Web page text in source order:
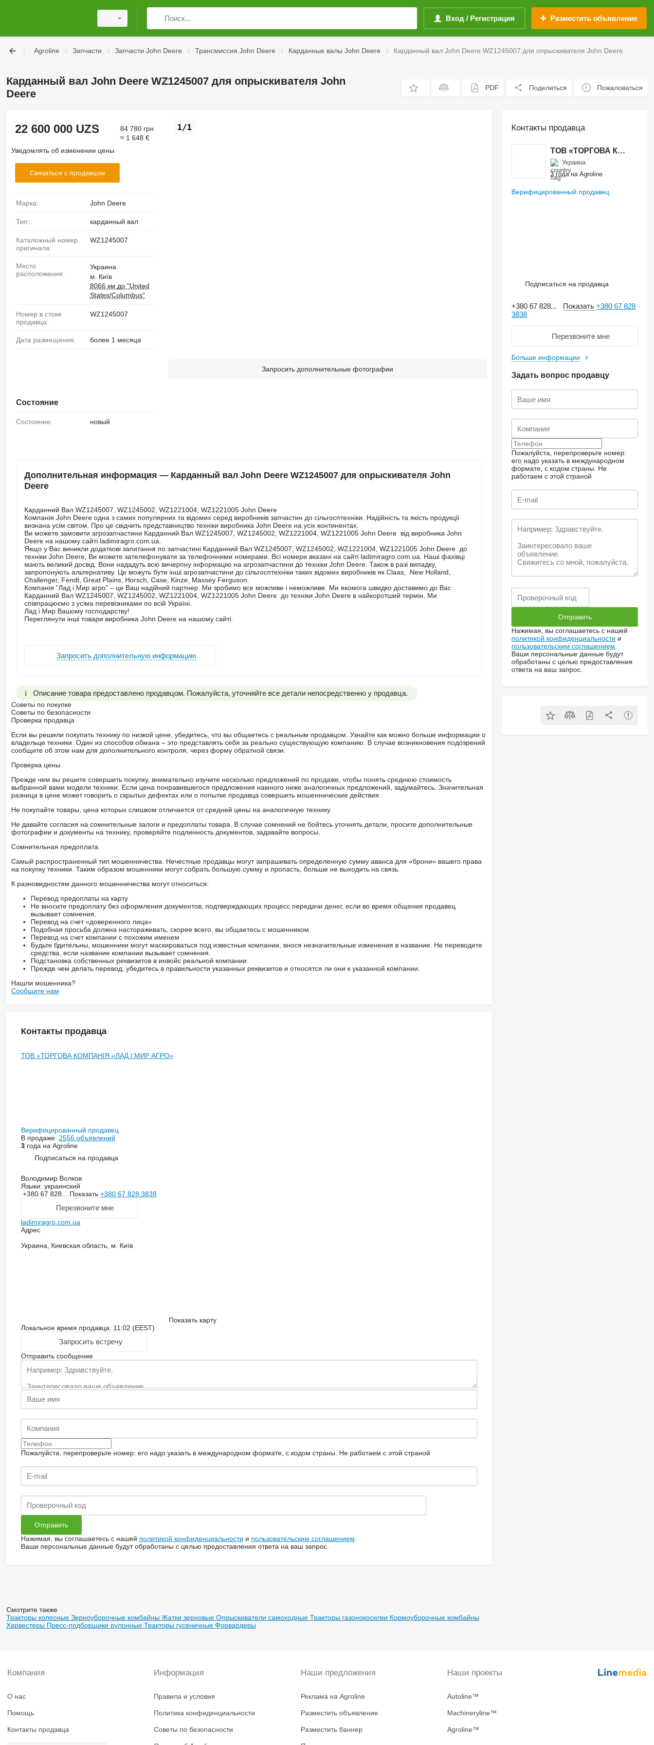
Вход / Регистрация Разместить объявление
Agroline Запчасти Запчасти John Deere Трансмиссия John Deere Карданные валы John Deere Карданный вал John Deere WZ1245007 для опрыскивателя John Deere
Карданный вал John Deere WZ1245007 для опрыскивателя John
Deere
PDF Поделиться Пожаловаться
1/1
Запросить дополнительные фотографии
22 600 000 UZS
84 780 грн
≈ 1 648 €
Уведомлять об изменении цены
Связаться с продавцом
Марка: John Deere
Тип: карданный вал
Каталожный номер
оригинала:
WZ1245007
Место
расположения:
Украина
м. Київ
8066 км до "United
States/Columbus"
Номер в стоке
продавца:
WZ1245007
Дата размещения: более 1 месяца
Состояние
Состояние: новый
Дополнительная информация — Карданный вал John Deere WZ1245007 для опрыскивателя John
Deere
Карданний Вал WZ1245007, WZ1245002, WZ1221004, WZ1221005 John Deere
Компанія John Deere одна з самих популярних та відомих серед виробників запчастин до сільгосптехніки. Надійність та якість продукції
визнана усім світом. Про це свідчить представництво техніки виробника John Deere на усіх континентах.
Ви можете замовити агрозапчастини Карданний Вал WZ1245007, WZ1245002, WZ1221004, WZ1221005 John Deere від виробника John
Deere на нашому сайті ladimiragro.com.ua.
Якщо у Вас виникли додаткові запитання по запчастині Карданний Вал WZ1245007, WZ1245002, WZ1221004, WZ1221005 John Deere до
техніки John Deere, Ви можете зателефонувати за телефонними номерами. Всі номери вказані на сайті ladimiragro.com.ua. Наші фахівці
мають великий досвід. Вони нададуть всю вичерпну інформацію на агрозапчастини до техніки John Deere. Також в разі випадку,
запропонують альтернативу. Це можуть бути інші агрозапчастини до сільгосптехніки таких відомих виробників як Claas, New Holland,
Challenger, Fendt, Great Plains, Horsch, Case, Kinze, Massey Ferguson.
Компанія “Лад і Мир агро” – це Ваш надійний партнер. Ми зробимо все можливе і неможливе. Ми якомога швидко доставимо до Вас
Карданний Вал WZ1245007, WZ1245002, WZ1221004, WZ1221005 John Deere до техніки John Deere в найкоротший термін. Ми
співпрацюємо з усіма перевізниками по всій Україні.
Лад і Мир Вашому господарству!
Переглянути інші товари виробника John Deere на нашому сайті.
Запросить дополнительную информацию
Описание товара предоставлено продавцом. Пожалуйста, уточняйте все детали непосредственно у продавца.
Советы по покупке
Советы по безопасности
Проверка продавца
Если вы решили покупать технику по низкой цене, убедитесь, что вы общаетесь с реальным продавцом. Узнайте как можно больше информации о
владельце техники. Один из способов обмана – это представлять себя за реально существующую компанию. В случае возникновения подозрений
сообщите об этом нам для дополнительного контроля, через форму обратной связи.
Проверка цены
Прежде чем вы решите совершить покупку, внимательно изучите несколько предложений по продаже, чтобы понять среднюю стоимость
выбранной вами модели техники. Если цена понравившегося предложения намного ниже аналогичных предложений, задумайтесь. Значительная
разница в цене может говорить о скрытых дефектах или о попытке продавца совершить мошеннические действия.
Не покупайте товары, цена которых слишком отличается от средней цены на аналогичную технику.
Не давайте согласия на сомнительные залоги и предоплаты товара. В случае сомнений не бойтесь уточнять детали, просите дополнительные
фотографии и документы на технику, проверяйте подлинность документов, задавайте вопросы.
Сомнительная предоплата
Самый распространенный тип мошенничества. Нечестные продавцы могут запрашивать определенную сумму аванса для «брони» вашего права
на покупку техники. Таким образом мошенники могут собрать большую сумму и пропасть, больше не выходить на связь.
К разновидностям данного мошенничества могут относиться:
Перевод предоплаты на карту
Не вносите предоплату без оформления документов, подтверждающих процесс передачи денег, если во время общения продавец
вызывает сомнения.
Перевод на счет «доверенного лица»
Подобная просьба должна настораживать, скорее всего, вы общаетесь с мошенником.
Перевод на счет компании с похожим именем
Будьте бдительны, мошенники могут маскироваться под известные компании, внося незначительные изменения в название. Не переводите
средства, если название компании вызывает сомнения.
Подстановка собственных реквизитов в инвойс реальной компании
Прежде чем делать перевод, убедитесь в правильности указанных реквизитов и относятся ли они к указанной компании.
Нашли мошенника?
Сообщите нам
Контакты продавца
ТОВ «ТОРГОВА КОМПАНІЯ «ЛАД І МИР АГРО»
Верифицированный продавец
В продаже: 2556 объявлений
3года на Agroline
Подписаться на продавца
Володимир Волков
Языки: украинский
+380 67 828... Показать +380 67 828 3838
Перезвоните мне
ladimiragro.com.ua
Адрес
Украина, Киевская область, м. Київ
Показать карту
Локальное время продавца: 11:02 (EEST)
Запросить встречу
Отправить сообщение
Пожалуйста, перепроверьте номер: его надо указать в международном формате, с кодом страны. Не работаем с этой страной
Нажимая, вы соглашаетесь с нашей политикой конфиденциальности и пользовательским соглашением
Ваши персональные данные будут обработаны с целью предоставления ответа на ваш запрос.
Контакты продавца
ТОВ «ТОРГОВА КОМПАНІЯ «ЛАД І МИР АГРО»
Украина
3 года на Agroline
Верифицированный продавец
Подписаться на продавца
+380 67 828... Показать+380 67 828
3838
Перезвоните мне
Больше информации
Задать вопрос продавцу
Пожалуйста, перепроверьте номер:
его надо указать в международном
формате, с кодом страны.
Не
работаем с этой страной
Нажимая, вы соглашаетесь с нашей
политикой конфиденциальности и
пользовательским соглашением
Ваши персональные данные будут
обработаны с целью предоставления
ответа на ваш запрос.
Смотрите также
Тракторы колесные Зерноуборочные комбайны Жатки зерновые Опрыскиватели самоходные Тракторы газонокосилки Кормоуборочные комбайны
Харвестеры Пресс-подборщики рулонные Тракторы гусеничные Форвардеры
Компания
О нас
Помощь
Контакты продавца
Информация
Правила и условия
Политика конфиденциальности
Советы по безопасности
Наши предложения
Реклама на Agroline
Разместить объявление
Разместить баннер
Наши проекты
Autoline™
Machineryline™
Agroline™